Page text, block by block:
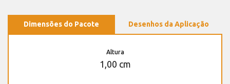
Dimensões do Pacote Desenhos da Aplicação
Altura
1,00 cm